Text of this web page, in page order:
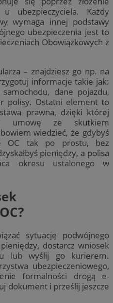
ubezpieczyciela. Każdy
wymaga innej podstawy
ubezpieczenia jest to
Obowiązkowych z
– znajdziesz go np. na
informacje takie jak:
dane pojazdu,
polisy. Ostatni element to
prawna, dzięki której
umowę ze skutkiem
wiedzieć, że gdybyś
OC tak po prostu, bez
pieniędzy, a polisa
okresu ustalonego w
sytuację podwójnego
dostarcz wniosek
lub wyślij go kurierem.
ubezpieczeniowego,
formalności drogą e-
dokument i prześlij jeszcze